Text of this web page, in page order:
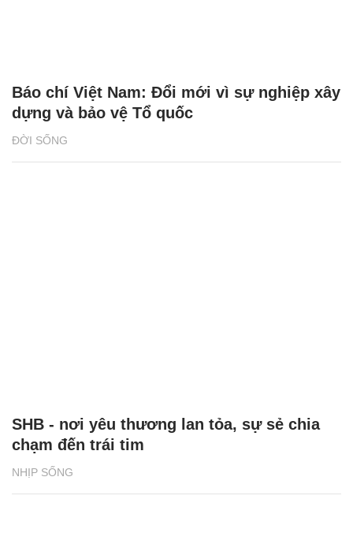
ĐỜI SỐNG
Báo chí Việt Nam: Đổi mới vì sự nghiệp xây
dựng và bảo vệ Tổ quốc
NHỊP SỐNG
SHB - nơi yêu thương lan tỏa, sự sẻ chia
chạm đến trái tim